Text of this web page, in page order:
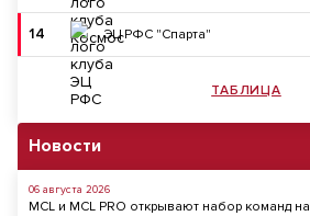
14 ЭЦ РФС "Спарта"
ТАБЛИЦА
Новости
06 августа 2026
MCL и MCL PRO открывают набор команд